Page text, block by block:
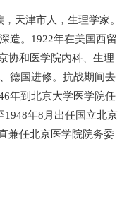
+
+
天津市人，生理学家。
造。1922年在美国西留
协和医学院内科、生理
德国进修。抗战期间去
年到北京大学医学院任
1948年8月出任国立北京
兼任北京医学院院务委